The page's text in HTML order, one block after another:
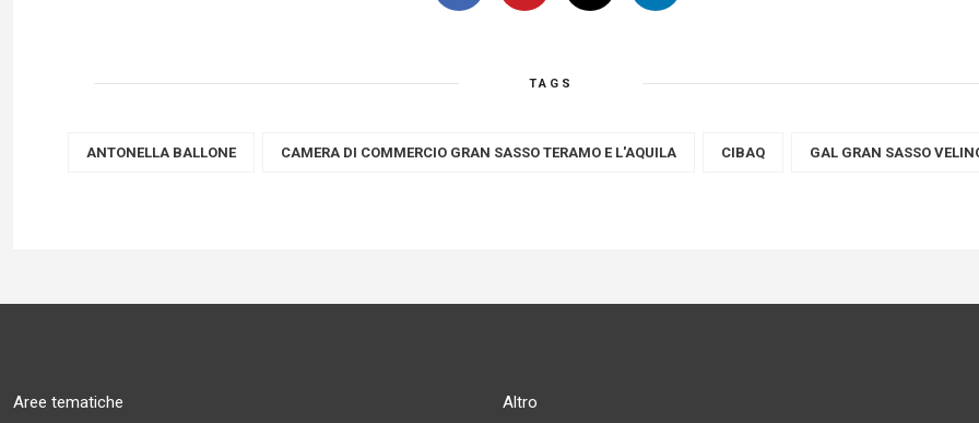
TAGS
ANTONELLA BALLONE CAMERA DI COMMERCIO GRAN SASSO TERAMO E L'AQUILA CIBAQ GAL GRAN SASSO
Aree tematiche Altro